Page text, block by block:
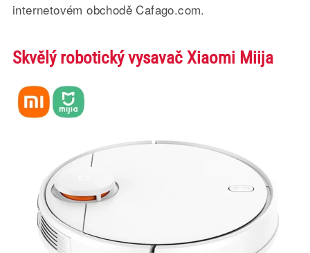
internetovém obchodě Cafago.com.
Skvělý robotický vysavač Xiaomi Miija